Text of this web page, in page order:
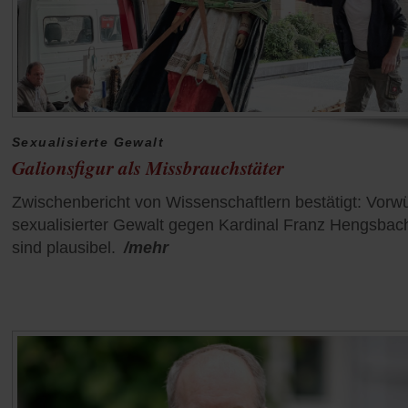
Sexualisierte Gewalt
Galionsfigur als Missbrauchstäter
Zwischenbericht von Wissenschaftlern bestätigt:
sexualisierter Gewalt gegen Kardinal Franz
sind plausibel. /mehr